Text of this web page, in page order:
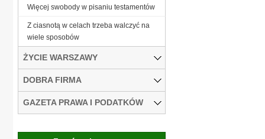
Więcej swobody w pisaniu testamentów
Z ciasnotą w celach trzeba walczyć na
wiele sposobów
ŻYCIE WARSZAWY
DOBRA FIRMA
GAZETA PRAWA I PODATKÓW